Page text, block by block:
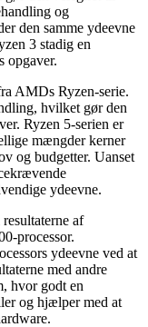
og
den samme ydeevne
3 stadig en
opgaver.
AMDs Ryzen-serie.
hvilket gør den
Ryzen 5-serien er
mængder kerner
og budgetter. Uanset
ydeevne.
af
processor.
ydeevne ved at
med andre
hvor godt en
og hjælper med at